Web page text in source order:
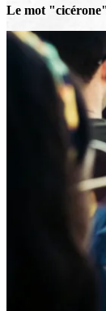
Le mot